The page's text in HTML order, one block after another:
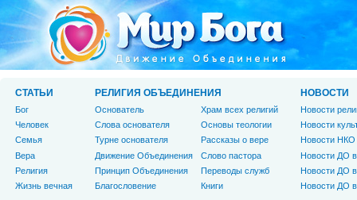
СТАТЬИ
Бог
Человек
Cемья
Вера
Религия
Жизнь вечная
РЕЛИГИЯ ОБЪЕДИНЕНИЯ
Основатель
Слова основателя
Турне основателя
Движение Объединения
Принцип Объединения
Благословение
Храм всех религий
Основы теологии
Рассказы о вере
Слово пастора
Переводы служб
Книги
НОВОСТИ
Новости
Новости
Новости НКО
Новости ДО
Новости ДО
Новости ДО